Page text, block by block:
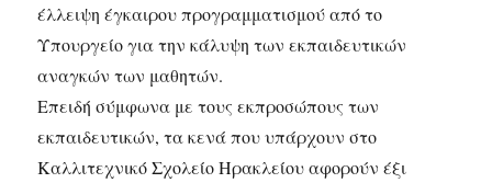
έλλειψη έγκαιρου προγραμματισμού από το
Υπουργείο για την κάλυψη των εκπαιδευτικών
αναγκών των μαθητών.
Επειδή σύμφωνα με τους εκπροσώπους των
εκπαιδευτικών, τα κενά που υπάρχουν στο
Καλλιτεχνικό Σχολείο Ηρακλείου αφορούν έξι